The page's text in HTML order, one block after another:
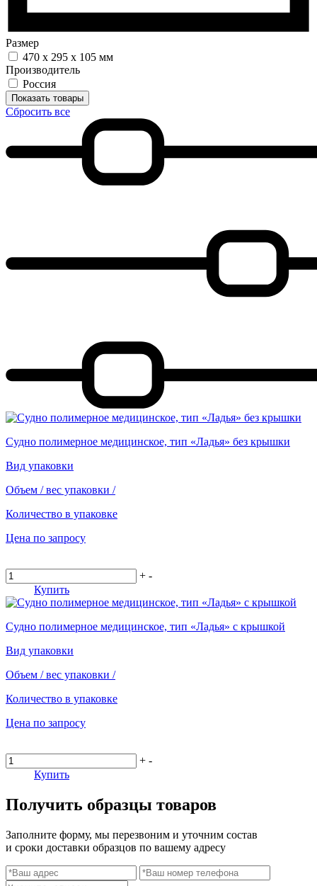
Размер
470 х 295 х 105 мм
Производитель
Россия
Показать товары
Сбросить все
Судно полимерное медицинское, тип «Ладья» без крышки
Вид упаковки
Объем / вес упаковки /
Количество в упаковке
Цена по запросу
+ -
Купить
Судно полимерное медицинское, тип «Ладья» с крышкой
Вид упаковки
Объем / вес упаковки /
Количество в упаковке
Цена по запросу
+ -
Купить
Получить образцы товаров
Заполните форму, мы перезвоним и уточним состав
и сроки доставки образцов по вашему адресу